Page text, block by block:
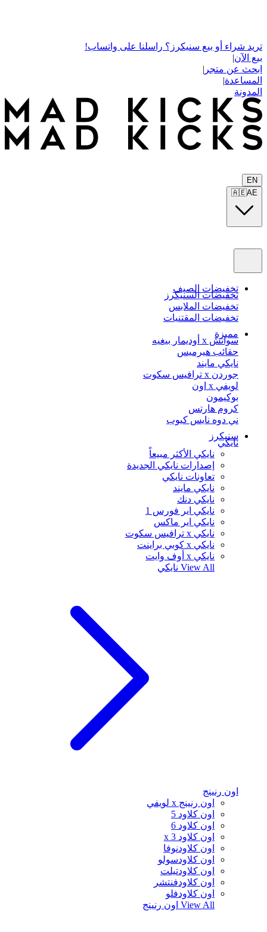
تريد شراء أو بيع سنيكرز؟ راسلنا على واتساب!
بيع الآن|
ابحث عن متجر |
المساعدة|
المدونة
EN
🇦🇪AE
تخفيضات الصيف
تخفيضات السنيكرز
تخفيضات الملابس
تخفيضات المقتنيات
مميزة
سواتش x أوديمار بيغيه
حقائب هيرميس
نايكي مايند
جوردن x ترافيس سكوت
لويفي x اون
بوكيمون
كروم هارتس
ني دوه نايس كيوب
سنيكرز
نايكي
نايكي الأكثر مبيعاً
إصدارات نايكي الجديدة
تعاونات نايكي
نايكي مايند
نايكي دنك
نايكي اير فورس 1
نايكي اير ماكس
نايكي x ترافيس سكوت
نايكي x كوبي براينت
نايكي x أوف وايت
View All نايكي
اون رنينج
اون رنينج x لويفي
اون كلاود 5
اون كلاود 6
اون كلاود x 3
اون كلاودنوفا
اون كلاودسولو
اون كلاودتيلت
اون كلاودفنتشر
اون كلاودفلو
View All اون رنينج